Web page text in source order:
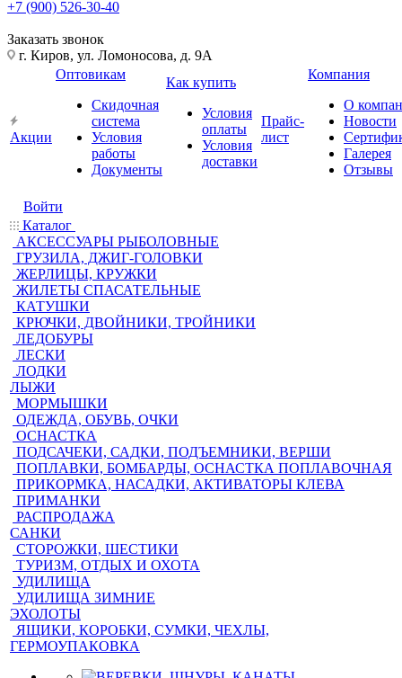
+7 (900) 526-30-40
Заказать звонок
г. Киров, ул. Ломоносова, д. 9А
Акции
Оптовикам
Скидочная
система
Условия
работы
Документы
Как купить
Условия
оплаты
Условия
доставки
Прайс-
лист
Компания
О
Новости
Галерея
Отзывы
Войти
Каталог
АКСЕССУАРЫ РЫБОЛОВНЫЕ
ГРУЗИЛА, ДЖИГ-ГОЛОВКИ
ЖЕРЛИЦЫ, КРУЖКИ
ЖИЛЕТЫ СПАСАТЕЛЬНЫЕ
КАТУШКИ
КРЮЧКИ, ДВОЙНИКИ, ТРОЙНИКИ
ЛЕДОБУРЫ
ЛЕСКИ
ЛОДКИ
ЛЫЖИ
МОРМЫШКИ
ОДЕЖДА, ОБУВЬ, ОЧКИ
ОСНАСТКА
ПОДСАЧЕКИ, САДКИ, ПОДЪЕМНИКИ, ВЕРШИ
ПОПЛАВКИ, БОМБАРДЫ, ОСНАСТКА ПОПЛАВОЧНАЯ
ПРИКОРМКА, НАСАДКИ, АКТИВАТОРЫ КЛЕВА
ПРИМАНКИ
РАСПРОДАЖА
САНКИ
СТОРОЖКИ, ШЕСТИКИ
ТУРИЗМ, ОТДЫХ И ОХОТА
УДИЛИЩА
УДИЛИЩА ЗИМНИЕ
ЭХОЛОТЫ
ЯЩИКИ, КОРОБКИ, СУМКИ, ЧЕХЛЫ,
ГЕРМОУПАКОВКА